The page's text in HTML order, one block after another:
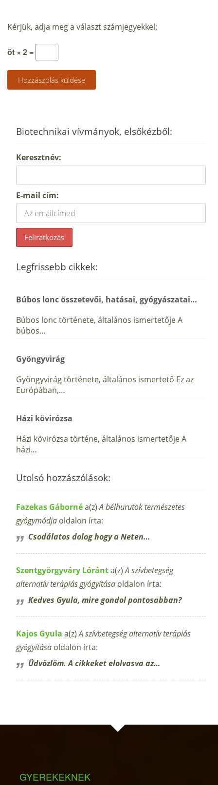
Kérjük, adja meg a választ számjegyekkel:
öt × 2 =
Biotechnikai vívmányok, elsőkézből:
Keresztnév:
E-mail cím:
Legfrissebb cikkek:
Búbos lonc összetevői, hatásai, gyógyászatai…
Búbos lonc története, általános ismertetője A
búbos…
Gyöngyvirág
Gyöngyvirág története, általános ismertető Ez az
Európában,…
Házi kövirózsa
Házi kövirózsa történe, általános ismertetője A
házi…
Utolsó hozzászólások:
Fazekas Gábornéa(z)A bélhurutok természetes
gyógymódja oldalon írta:
Csodálatos dolog hogy a Neten…
Szentgyörgyváry Lóránta(z)A szívbetegség
alternatív terápiás gyógyítása oldalon írta:
Kedves Gyula, mire gondol pontosabban?
Kajos Gyula a(z)A szívbetegség alternatív terápiás
gyógyítása oldalon írta:
Üdvözlöm. A cikkeket elolvasva az…
GYEREKEKNEK